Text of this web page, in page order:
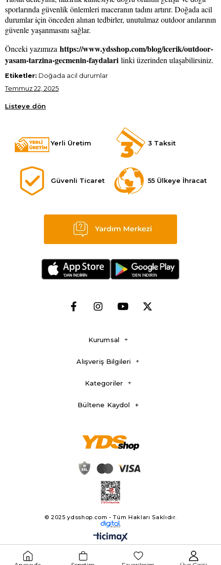
sporlarında güvenlik önlemleri maceranın tadını artırır. Doğada acil
durumlar için önceden alınan tedbirler, unutulmaz outdoor anılarının
güvenle yaşanmasını sağlar.
Önceki yazımıza https://www.ydsshop.com/blog/icerik/outdoor-
yasam-tarzina-gecmenin-faydalari linki üzerinden ulaşabilirsiniz.
Etiketler: Doğada acil durumlar
Temmuz 22, 2025
Listeye dön
Yerli Üretim 3 Taksit
Güvenli Ticaret 55 Ülkeye İhracat
Kurumsal
Alışveriş Bilgileri
Kategoriler
Bültene Kaydol
© 2025 ydsshop.com - Tüm Hakları Saklıdır.